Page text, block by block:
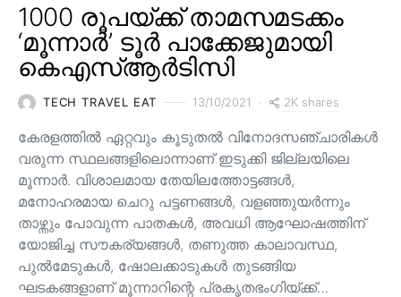
1000 രൂപയ്ക്ക് താമസമടക്കം
‘മൂന്നാർ’ ടൂർ പാക്കേജുമായി
കെഎസ്ആർടിസി
TECH TRAVEL EAT 13/10/2021 2K shares
കേരളത്തിൽ ഏറ്റവും കൂടുതൽ വിനോദസഞ്ചാരികൾ
വരുന്ന സ്ഥലങ്ങളിലൊന്നാണ് ഇടുക്കി ജില്ലയിലെ
മൂന്നാർ. വിശാലമായ തേയിലത്തോട്ടങ്ങള്‍,
മനോഹരമായ ചെറു പട്ടണങ്ങള്‍, വളഞ്ഞുയര്‍ന്നും
താഴ്ന്നും പോവുന്ന പാതകള്‍, അവധി ആഘോഷത്തിന്
യോജിച്ച സൗകര്യങ്ങള്‍, തണുത്ത കാലാവസ്ഥ,
പുൽമേടുകൾ, ഷോലക്കാടുകൾ തുടങ്ങിയ
ഘടകങ്ങളാണ് മൂന്നാറിന്റെ പ്രകൃതഭംഗിയ്ക്ക്…